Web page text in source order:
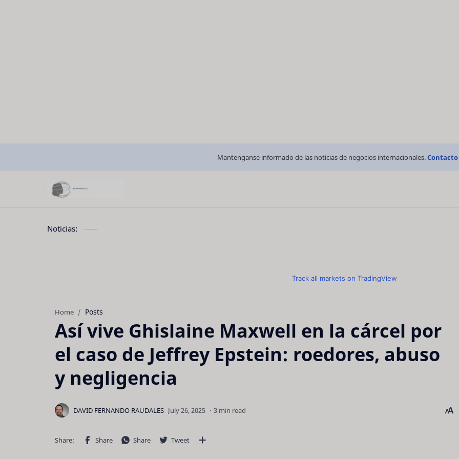
Mantenganse informado de las noticias de negocios internacionales.Contacto
Noticias:
Track all markets on TradingView
Home Posts
Así vive Ghislaine Maxwell en la cárcel por
el caso de Jeffrey Epstein: roedores, abuso
y negligencia
3 min read